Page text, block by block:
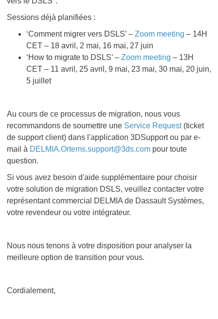
Sessions déjà planifiées :
‘Comment migrer vers DSLS’ – Zoom meeting – 14H
CET – 18 avril, 2 mai, 16 mai, 27 juin
‘How to migrate to DSLS’ – Zoom meeting – 13H
CET – 11 avril, 25 avril, 9 mai, 23 mai, 30 mai, 20 juin,
5 juillet
Au cours de ce processus de migration, nous vous
recommandons de soumettre une Service Request(ticket
de support client) dans l'application 3DSupport ou par e-
mail à DELMIA.Ortems.support@3ds.com pour toute
question.
Si vous avez besoin d'aide supplémentaire pour choisir
votre solution de migration DSLS, veuillez contacter votre
représentant commercial DELMIA de Dassault Systèmes,
votre revendeur ou votre intégrateur.
Nous nous tenons à votre disposition pour analyser la
meilleure option de transition pour vous.
Cordialement,